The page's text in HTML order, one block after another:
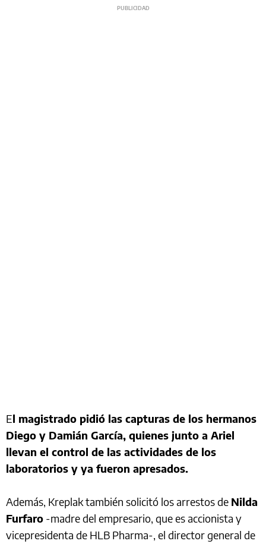
El magistrado pidió las capturas de los hermanos
Diego y Damián García, quienes junto a Ariel
llevan el control de las actividades de los
laboratorios y ya fueron apresados.
Además, Kreplak también solicitó los arrestos de Nilda
Furfaro -madre del empresario, que es accionista y
vicepresidenta de HLB Pharma-, el director general de